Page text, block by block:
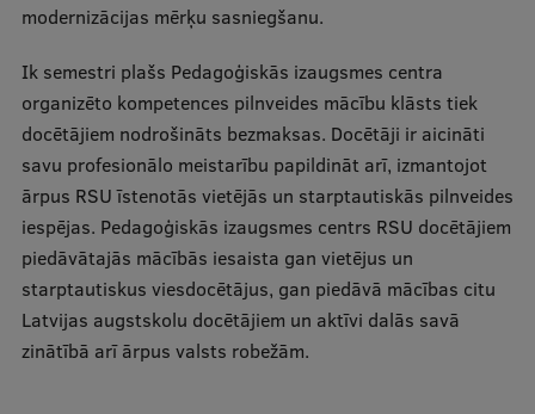
Studentu dzīve
Studiju norises vietas
Fakultātes
Mūsu cilvēki
Stratēģija
Struktūra
Vēsture un tradīcijas
modernizācijas mērķu sasniegšanu.
Ik semestri plašs Pedagoģiskās izaugsmes centra
organizēto kompetences pilnveides mācību klāsts tiek
docētājiem nodrošināts bezmaksas. Docētāji ir aicināti
savu profesionālo meistarību papildināt arī, izmantojot
ārpus RSU īstenotās vietējās un starptautiskās pilnveides
iespējas. Pedagoģiskās izaugsmes centrs RSU docētājiem
piedāvātajās mācībās iesaista gan vietējus un
starptautiskus viesdocētājus, gan piedāvā mācības citu
Latvijas augstskolu docētājiem un aktīvi dalās savā
zinātībā arī ārpus valsts robežām.